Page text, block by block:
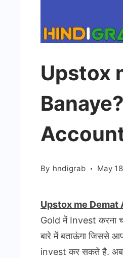
Upstox
By hndigrab May
Upstox me Demat
Gold में Invest करना
बारे में बताऊंगा जिससे
invest कर सकते है. अब